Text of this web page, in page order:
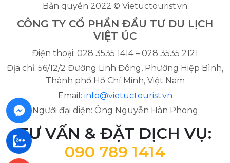
Bản quyền 2022 © Vietuctourist.vn
CÔNG TY CỔ PHẦN ĐẦU TƯ DU LỊCH
VIỆT ÚC
Điện thoại: 028 3535 1414 – 028 3535 2121
Địa chỉ: 56/12/2 Đường Linh Đông, Phường Hiệp Bình,
Thành phố Hồ Chí Minh, Việt Nam
Email: info@vietuctourist.vn
Người đại diện: Ông Nguyễn Hàn Phong
TƯ VẤN & ĐẶT DỊCH VỤ:
090 789 1414